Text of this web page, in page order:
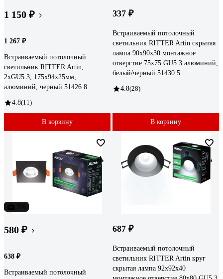
1 150 ₽
1 267 ₽
Встраиваемый потолочный
светильник RITTER Artin,
2хGU5.3, 175х94х25мм,
алюминий, черный 51426 8
4.8(11)
В корзину
337 ₽
Встраиваемый потолочный
светильник RITTER Artin скрытая
лампа 90x90x30 монтажное
отверстие 75x75 GU5.3 алюминий,
белый/черный 51430 5
4.8(28)
В корзину
580 ₽
638 ₽
Встраиваемый потолочный
687 ₽
Встраиваемый потолочный
светильник RITTER Artin круг
скрытая лампа 92x92x40